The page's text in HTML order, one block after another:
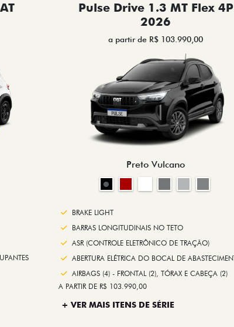
Pulse Drive 1.3 MT Flex 4P
2026
a partir de R$ 103.990,00
Preto Vulcano
BRAKE LIGHT
BARRAS LONGITUDINAIS NO TETO
ASR (CONTROLE ELETRÔNICO DE TRAÇÃO)
ABERTURA ELÉTRICA DO BOCAL DE
AIRBAGS (4) - FRONTAL (2), TÓRAX E CABEÇA (2)
A PARTIR DE R$ 103.990,00
+ VER MAIS ITENS DE SÉRIE